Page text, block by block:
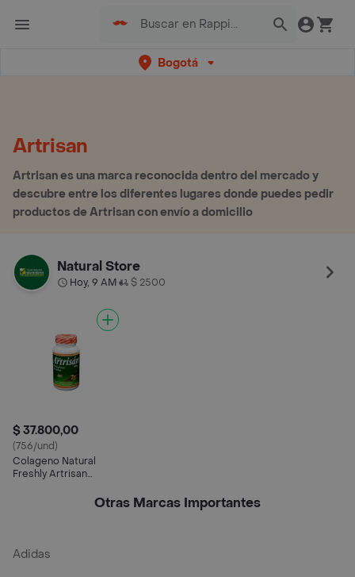
Bogotá
Artrisan
Artrisan es una marca reconocida dentro del mercado y
descubre entre los diferentes lugares donde puedes pedir
productos de Artrisan con envío a domicilio
Natural Store
Hoy, 9 AM• $ 2500
$ 37.800,00
(756/und)
Colageno Natural
Freshly Artrisan
Otras Marcas Importantes
Adidas